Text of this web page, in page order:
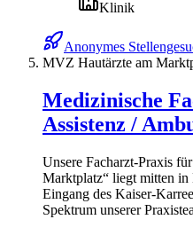
Klinik
Anonymes
MVZ Hautärzte am
Medizinische
Assistenz /
Unsere Facharzt-Praxis
Marktplatz“ liegt mitten
Eingang des Kaiser-
Spektrum unserer